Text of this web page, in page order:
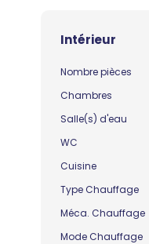
Intérieur
Nombre pièces
Chambres
Salle(s) d'eau
WC
Cuisine
Type Chauffage
Méca. Chauffage
Mode Chauffage